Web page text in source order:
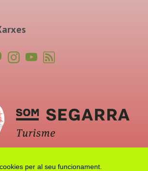
per al seu funcionament.